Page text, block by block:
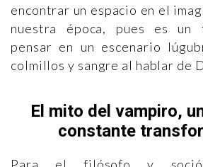
encontrar un espacio en el
nuestra época, pues es un
pensar en un escenario
colmillos y sangre al hablar de
El mito del vampiro,
constante